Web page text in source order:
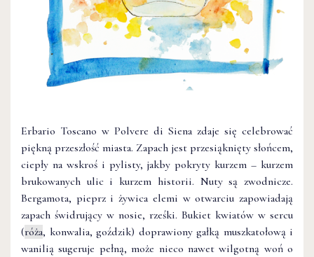
Erbario Toscano w Polvere di Siena zdaje się celebrować
piękną przeszłość miasta. Zapach jest przesiąknięty słońcem,
ciepły na wskroś i pylisty, jakby pokryty kurzem – kurzem
brukowanych ulic i kurzem historii. Nuty są zwodnicze.
Bergamota, pieprz i żywica elemi w otwarciu zapowiadają
zapach świdrujący w nosie, rześki. Bukiet kwiatów w sercu
(róża, konwalia, goździk) doprawiony gałką muszkatołową i
wanilią sugeruje pełną, może nieco nawet wilgotną woń o